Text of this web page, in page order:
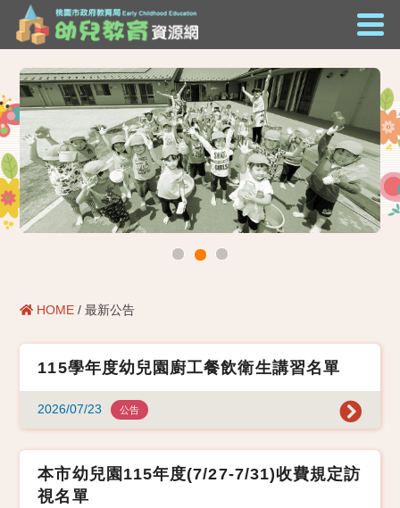
HOME / 最新公告
115學年度幼兒園廚工餐飲衛生講習名單
2026/07/23 公告
本市幼兒園115年度(7/27-7/31)收費規定訪
視名單